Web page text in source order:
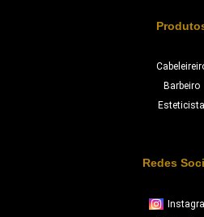
Barbeiro
Esteticista
Redes